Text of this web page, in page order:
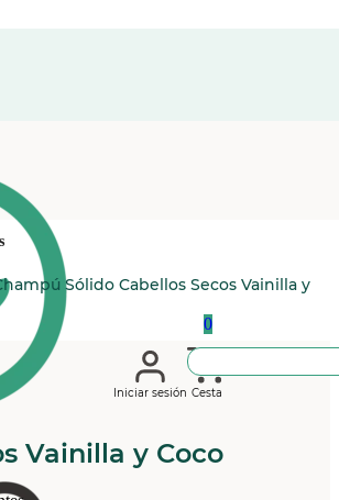
Iniciar sesión
0
Cesta
Sólido Cabellos Secos Vainilla y
Vainilla y Coco